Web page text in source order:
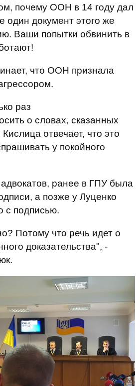
почему ООН в 14 году дал
один документ этого же
Ваши попытки обвинить в
что ООН признала
раз
о словах, сказанных
отвечает, что это
у покойного
ранее в ГПУ была
а позже у Луценко
с подписью.
Потому что речь идет о
доказательства", -